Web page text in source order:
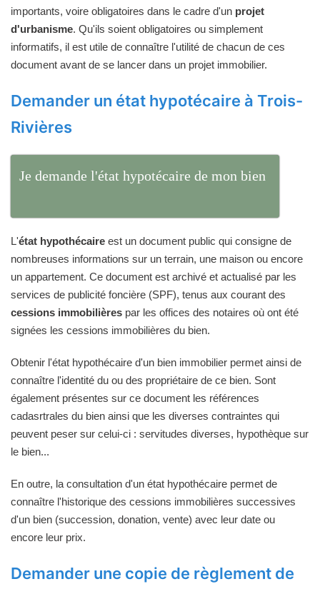
importants, voire obligatoires dans le cadre d'un projet
d'urbanisme. Qu'ils soient obligatoires ou simplement
informatifs, il est utile de connaître l'utilité de chacun de ces
document avant de se lancer dans un projet immobilier.
Demander un état hypotécaire à Trois-
Rivières
Je demande l'état hypotécaire de mon bien
L'état hypothécaire est un document public qui consigne de
nombreuses informations sur un terrain, une maison ou encore
un appartement. Ce document est archivé et actualisé par les
services de publicité foncière (SPF), tenus aux courant des
cessions immobilières par les offices des notaires où ont été
signées les cessions immobilières du bien.
Obtenir l'état hypothécaire d'un bien immobilier permet ainsi de
connaître l'identité du ou des propriétaire de ce bien. Sont
également présentes sur ce document les références
cadasrtrales du bien ainsi que les diverses contraintes qui
peuvent peser sur celui-ci : servitudes diverses, hypothèque sur
le bien...
En outre, la consultation d'un état hypothécaire permet de
connaître l'historique des cessions immobilières successives
d'un bien (succession, donation, vente) avec leur date ou
encore leur prix.
Demander une copie de règlement de